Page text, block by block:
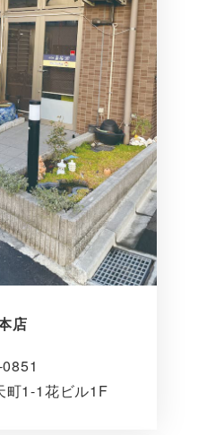
店
町1-1花ビル1F